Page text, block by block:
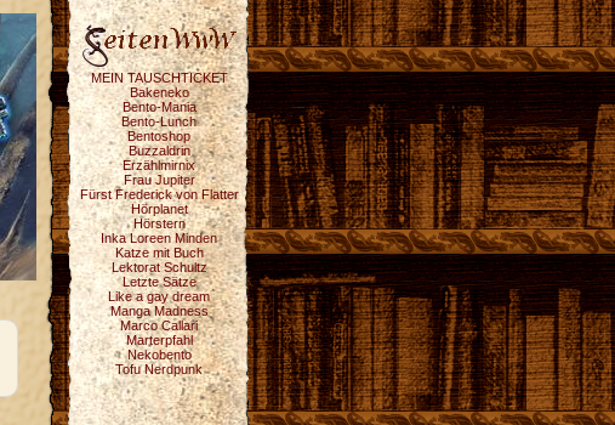
MEIN TAUSCHTICKET
Bakeneko
Bento-Mania
Bento-Lunch
Bentoshop
Buzzaldrin
Erzählmirnix
Frau Jupiter
Fürst Frederick von Flatter
Hörplanet
Hörstern
Inka Loreen Minden
Katze mit Buch
Lektorat Schultz
Letzte Sätze
Like a gay dream
Manga Madness
Marco Callari
Marterpfahl
Nekobento
Tofu Nerdpunk